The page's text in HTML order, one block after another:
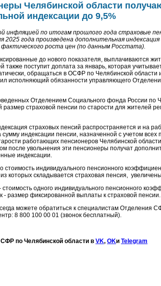
Челябинской области
индексации до 9,5%
инфляцией по итогам прошлого года страховые
2025 года произведена дополнительная
роста цен (по данным Росстата).
до нового показателя, выплачиваются
также поступит доплата за январь, которая
обращаться в ОСФР по Челябинской области
исполняющий обязанности управляющего
Отделением Социального фонда России по
страховой пенсии по старости для жителей
страховых пенсий распространяется и на
индексации пенсии, назначенной с учетом
работающих пенсионеров Челябинской
после увольнения эти пенсионеры получат
индексации.
стоимость индивидуального пенсионного
которых складывается страховая пенсия,
стоимость одного индивидуального пенсионного
- размер фиксированной выплаты к страховой пенсии.
можете обратиться к специалистам Отделения
8 800 100 00 01 (звонок бесплатный).
по Челябинской области в VK, OKи Telegram